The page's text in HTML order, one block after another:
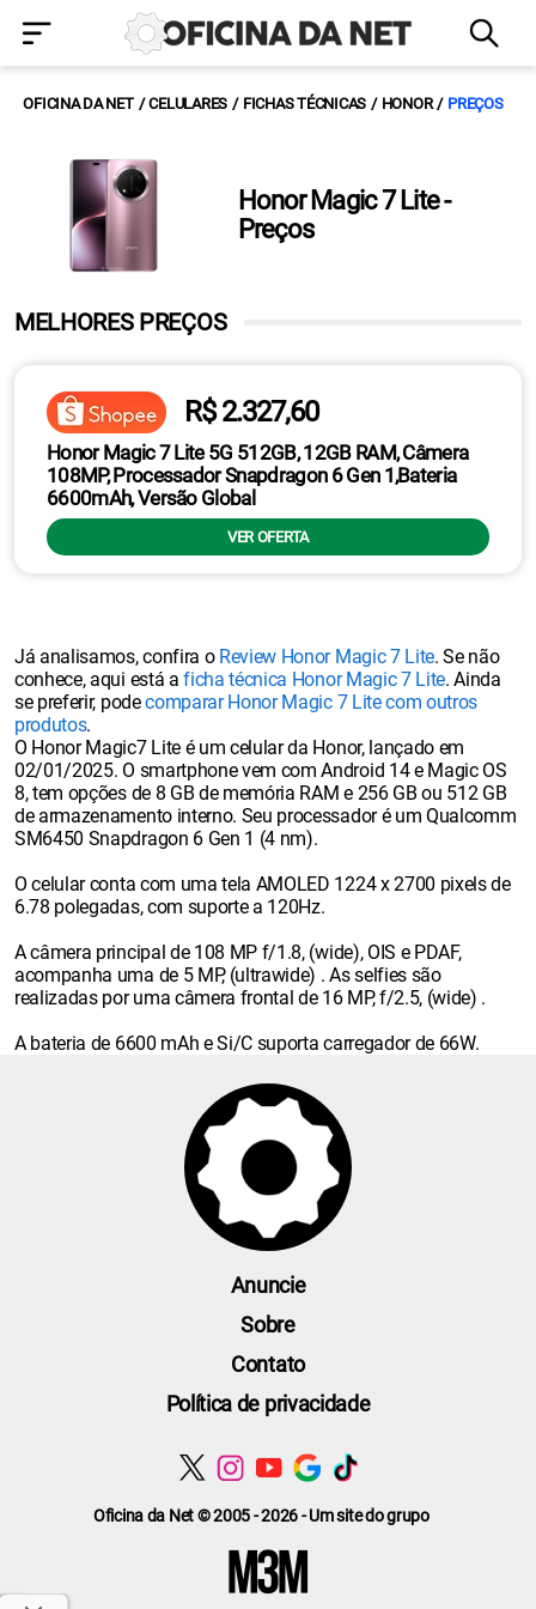
OFICINA DA NET CELULARES FICHAS TÉCNICAS HONOR PREÇOS
Honor Magic 7 Lite -
Preços
MELHORES PREÇOS
R$ 2.327,60
Honor Magic 7 Lite 5G 512GB, 12GB RAM, Câmera
108MP, Processador Snapdragon 6 Gen 1,Bateria
6600mAh, Versão Global
VER OFERTA
Já analisamos, confira o Review Honor Magic 7 Lite. Se não
conhece, aqui está aficha técnica Honor Magic 7 Lite. Ainda
se preferir, podecomparar Honor Magic 7 Lite com outros
produtos.
O Honor Magic7 Lite é um celular da Honor, lançado em
02/01/2025. O smartphone vem com Android 14 e Magic OS
8, tem opções de 8 GB de memória RAM e 256 GB ou 512 GB
de armazenamento interno. Seu processador é um Qualcomm
SM6450 Snapdragon 6 Gen 1 (4 nm).
O celular conta com uma tela AMOLED 1224 x 2700 pixels de
6.78 polegadas, com suporte a 120Hz.
A câmera principal de 108 MP f/1.8, (wide), OIS e PDAF,
acompanha uma de 5 MP, (ultrawide) . As selfies são
realizadas por uma câmera frontal de 16 MP, f/2.5, (wide) .
A bateria de 6600 mAh e Si/C suporta carregador de 66W.
Oficina da Net © 2005 - 2026 - Um site do grupo
Anuncie
Sobre
Contato
Política de privacidade